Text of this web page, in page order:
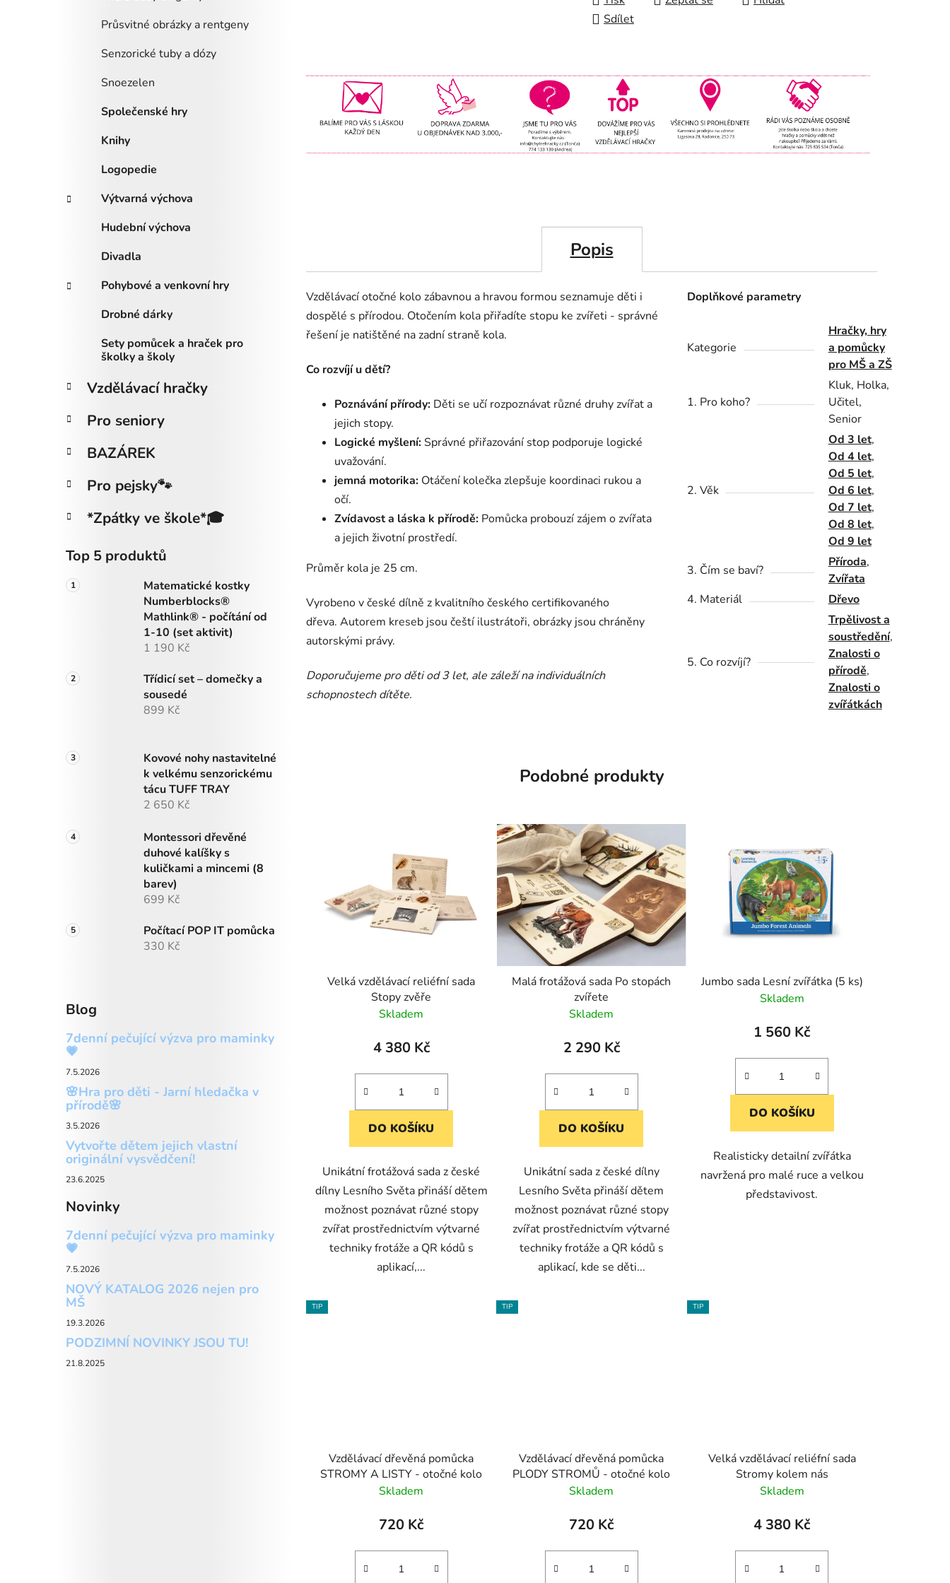
Průsvitné obrázky a rentgeny
Senzorické tuby a dózy
Snoezelen
Společenské hry
Knihy
Logopedie
Výtvarná výchova
Hudební výchova
Divadla
Pohybové a venkovní hry
Drobné dárky
Sety pomůcek a hraček pro
školky a školy
Vzdělávací hračky
Pro seniory
BAZÁREK
Pro pejsky🐾
*Zpátky ve škole*🎓
Top 5 produktů
Matematické kostky
Numberblocks®
Mathlink® - počítání od
1-10 (set aktivit)
1 190 Kč
Třídicí set – domečky a
sousedé
899 Kč
Kovové nohy nastavitelné
k velkému senzorickému
tácu TUFF TRAY
2 650 Kč
Montessori dřevěné
duhové kalíšky s
kuličkami a mincemi (8
barev)
699 Kč
Počítací POP IT pomůcka
330 Kč
Blog
7denní pečující výzva pro maminky
💗
7.5.2026
🌸Hra pro děti - Jarní hledačka v
přírodě🌸
3.5.2026
Vytvořte dětem jejich vlastní
originální vysvědčení!
23.6.2025
Novinky
7denní pečující výzva pro maminky
💗
7.5.2026
NOVÝ KATALOG 2026 nejen pro
MŠ
19.3.2026
PODZIMNÍ NOVINKY JSOU TU!
21.8.2025
Sdílet
Popis
Vzdělávací otočné kolo zábavnou a hravou formou seznamuje děti i
dospělé s přírodou. Otočením kola přiřadíte stopu ke zvířeti - správné
řešení je natištěné na zadní straně kola.
Co rozvíjí u dětí?
Poznávání přírody: Děti se učí rozpoznávat různé druhy zvířat a
jejich stopy.
Logické myšlení:Správné přiřazování stop podporuje logické
uvažování.
jemná motorika: Otáčení kolečka zlepšuje koordinaci rukou a
očí.
Zvídavost a láska k přírodě: Pomůcka probouzí zájem o zvířata
a jejich životní prostředí.
Průměr kola je 25 cm.
Vyrobeno v české dílně z kvalitního českého certifikovaného
dřeva. Autorem kreseb jsou čeští ilustrátoři, obrázky jsou chráněny
autorskými právy.
Doporučujeme pro děti od 3 let, ale záleží na individuálních
schopnostech dítěte.
Doplňkové parametry
Kategorie
Hračky, hry
a pomůcky
pro MŠ a ZŠ
1. Pro koho?
Kluk, Holka,
Učitel,
Senior
2. Věk
Od 3 let,
Od 4 let,
Od 5 let,
Od 6 let,
Od 7 let,
Od 8 let,
Od 9 let
3. Čím se baví?
Příroda,
Zvířata
4. Materiál
Dřevo
5. Co rozvíjí?
Trpělivost a
soustředění,
Znalosti o
přírodě,
Znalosti o
zvířátkách
Podobné produkty
Velká vzdělávací reliéfní sada
Stopy zvěře
Skladem
4 380 Kč
DO KOŠÍKU
Unikátní frotážová sada z české
dílny Lesního Světa přináší dětem
možnost poznávat různé stopy
zvířat prostřednictvím výtvarné
techniky frotáže a QR kódů s
aplikací,...
Malá frotážová sada Po stopách
zvířete
Skladem
2 290 Kč
DO KOŠÍKU
Unikátní sada z české dílny
Lesního Světa přináší dětem
možnost poznávat různé stopy
zvířat prostřednictvím výtvarné
techniky frotáže a QR kódů s
aplikací, kde se děti...
Jumbo sada Lesní zvířátka (5 ks)
Skladem
1 560 Kč
DO KOŠÍKU
Realisticky detailní zvířátka
navržená pro malé ruce a velkou
představivost.
TIP
Vzdělávací dřevěná pomůcka
STROMY A LISTY - otočné kolo
Skladem
720 Kč
TIP
Vzdělávací dřevěná pomůcka
PLODY STROMŮ - otočné kolo
Skladem
720 Kč
TIP
Velká vzdělávací reliéfní sada
Stromy kolem nás
Skladem
4 380 Kč